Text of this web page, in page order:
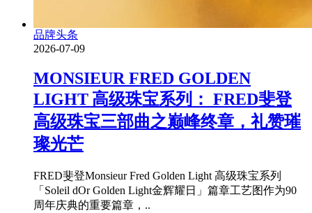
品牌头条
2026-07-09
MONSIEUR FRED GOLDEN
LIGHT 高级珠宝系列： FRED斐登
高级珠宝三部曲之巅峰终章，礼赞璀
璨光芒
FRED斐登Monsieur Fred Golden Light 高级珠宝系列
「Soleil dOr Golden Light金辉耀日」篇章工艺图作为90
周年庆典的重要篇章，..